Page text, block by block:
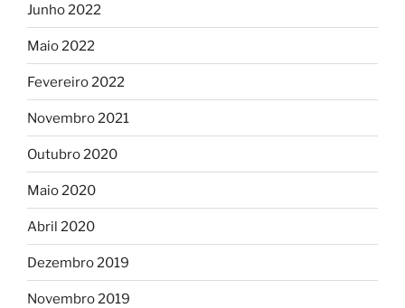
Junho 2022
Maio 2022
Fevereiro 2022
Novembro 2021
Outubro 2020
Maio 2020
Abril 2020
Dezembro 2019
Novembro 2019